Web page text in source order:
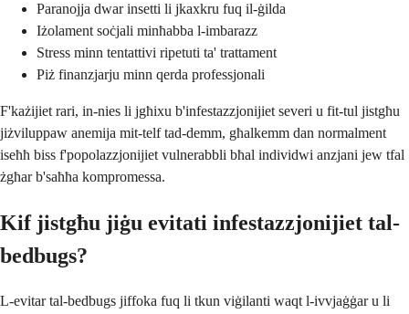
Paranojja dwar insetti li jkaxkru fuq il-ġilda
Iżolament soċjali minħabba l-imbarazz
Stress minn tentattivi ripetuti ta' trattament
Piż finanzjarju minn qerda professjonali
F'każijiet rari, in-nies li jgħixu b'infestazzjonijiet severi u fit-tul jistgħu
jiżviluppaw anemija mit-telf tad-demm, għalkemm dan normalment
iseħħ biss f'popolazzjonijiet vulnerabbli bħal individwi anzjani jew tfal
żgħar b'saħħa kompromessa.
Kif jistgħu jiġu evitati infestazzjonijiet tal-
bedbugs?
L-evitar tal-bedbugs jiffoka fuq li tkun viġilanti waqt l-ivvjaġġar u li